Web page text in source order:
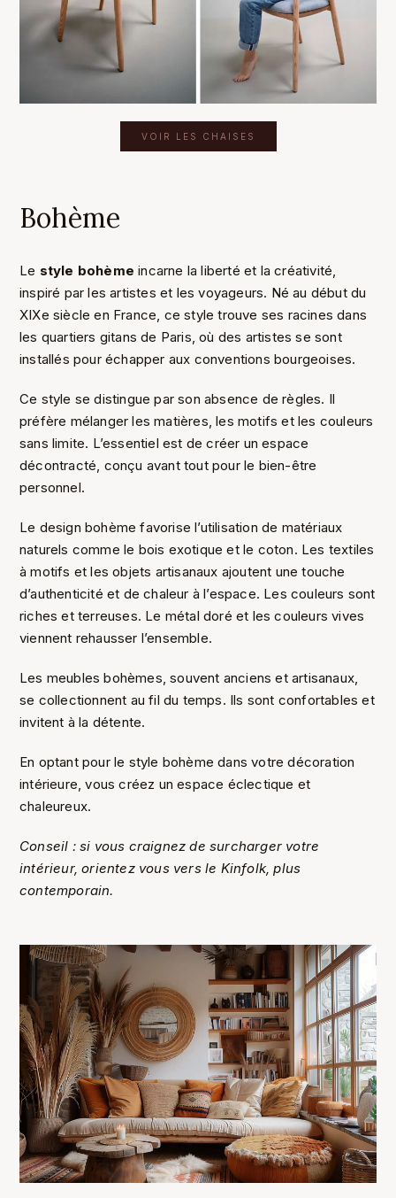
VOIR LES CHAISES
Bohème
Le style bohème incarne la liberté et la créativité,
inspiré par les artistes et les voyageurs. Né au début du
XIXe siècle en France, ce style trouve ses racines dans
les quartiers gitans de Paris, où des artistes se sont
installés pour échapper aux conventions bourgeoises.
Ce style se distingue par son absence de règles. Il
préfère mélanger les matières, les motifs et les couleurs
sans limite. L’essentiel est de créer un espace
décontracté, conçu avant tout pour le bien-être
personnel.
Le design bohème favorise l’utilisation de matériaux
naturels comme le bois exotique et le coton. Les textiles
à motifs et les objets artisanaux ajoutent une touche
d’authenticité et de chaleur à l’espace. Les couleurs sont
riches et terreuses. Le métal doré et les couleurs vives
viennent rehausser l’ensemble.
Les meubles bohèmes, souvent anciens et artisanaux,
se collectionnent au fil du temps. Ils sont confortables et
invitent à la détente.
En optant pour le style bohème dans votre décoration
intérieure, vous créez un espace éclectique et
chaleureux.
Conseil : si vous craignez de surcharger votre
intérieur, orientez vous vers le Kinfolk, plus
contemporain.